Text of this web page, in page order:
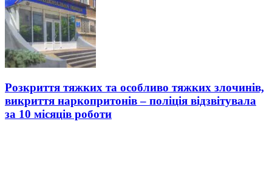
Розкриття тяжких та особливо тяжких злочинів,
викриття наркопритонів – поліція відзвітувала
за 10 місяців роботи